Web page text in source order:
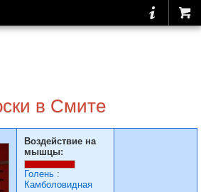
в Смите
Воздействие на
мышцы:
Голень :
Камболовидная